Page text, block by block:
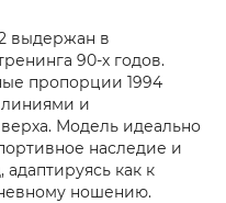
выдержан в
90-х годов.
пропорции 1994
и
Модель идеально
наследие и
как к
ношению.